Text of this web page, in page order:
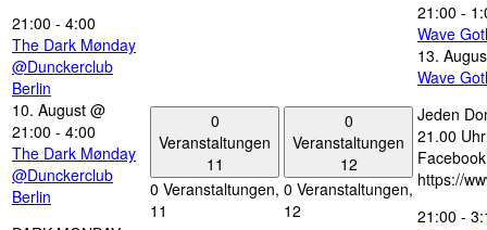
21:00 - 4:00
The Dark Mønday
@Dunckerclub
Berlin
10. August @
21:00 - 4:00
The Dark Mønday
@Dunckerclub
Berlin
0
Veranstaltungen
11
0 Veranstaltungen,
11
0
Veranstaltungen
12
0 Veranstaltungen,
12
21:00 -
Wave
13.
Wave
Jeden
21.00
https://
21:00 -